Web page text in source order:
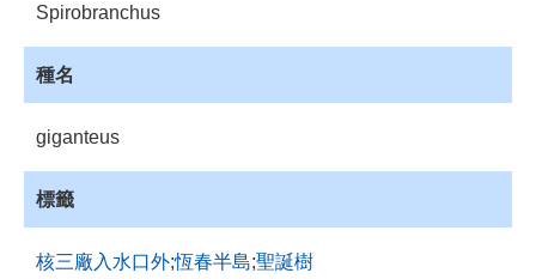
登
入
Spirobranchus
種名
giganteus
標籤
核三廠入水口外;恆春半島;聖誕樹